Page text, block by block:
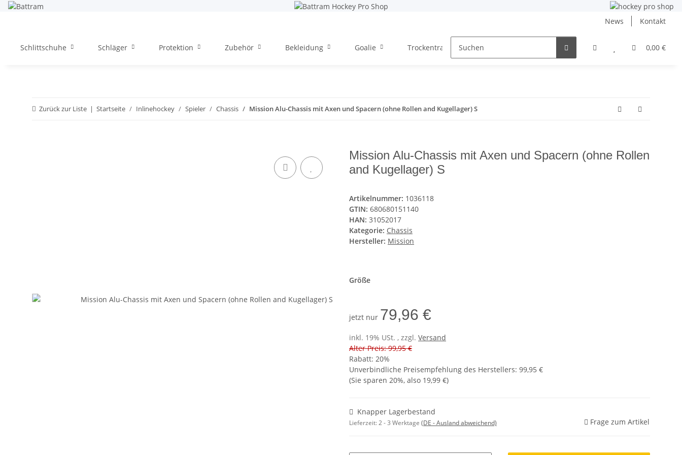
News Kontakt
0,00 €
Schlittschuhe Schläger Protektion Zubehör Bekleidung Goalie Trockentraining NHL und DEB Angebote
Zurück zur Liste Startseite Inlinehockey Spieler Chassis Mission Alu-Chassis mit Axen und Spacern (ohne Rollen and Kugellager) S
Mission Alu-Chassis mit Axen und Spacern (ohne Rollen
and Kugellager) S
Artikelnummer: 1036118
GTIN: 680680151140
HAN: 31052017
Kategorie: Chassis
Hersteller: Mission
Größe
jetzt nur 79,96 €
inkl. 19% USt. , zzgl. Versand
Alter Preis: 99,95 €
Rabatt: 20%
Unverbindliche Preisempfehlung des Herstellers: 99,95 €
(Sie sparen 20%, also 19,99 €)
Knapper Lagerbestand
Lieferzeit:2 - 3 Werktage (DE - Ausland abweichend) Frage zum Artikel